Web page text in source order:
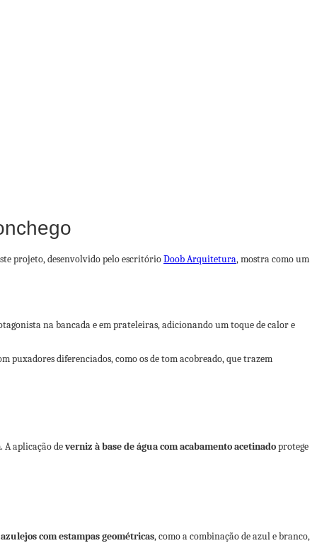
projeto, desenvolvido pelo escritórioDoob Arquitetura, mostra como um
na bancada e em prateleiras, adicionando um toque de calor e
puxadores diferenciados, como os de tom acobreado, que trazem
. A aplicação deverniz à base de água com acabamento acetinadoprotege
azulejos com estampas geométricas, como a combinação de azul e branco,